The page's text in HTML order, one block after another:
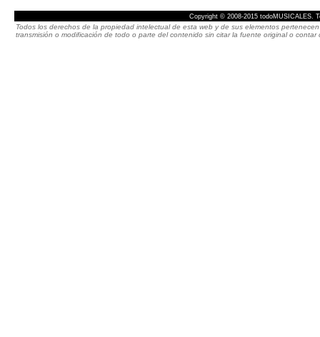
Copyright © 2008-2015 todoMUSICALES.
Todos los derechos de la propiedad intelectual de esta web y de sus elementos
transmisión o modificación de todo o parte del contenido sin citar la fuente original o